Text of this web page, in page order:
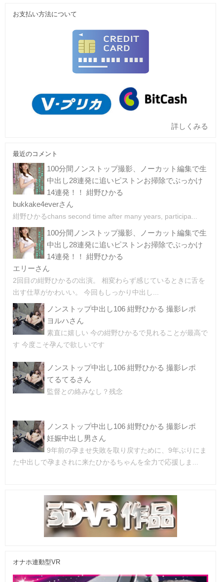
お支払い方法について
詳しくみる
最近のコメント
100分間ノンストップ撮影、ノーカット編集で生
中出し28連発に追いピストンお掃除でぶっかけ
14連発！！ 紺野ひかる
bukkake4everさん
紺野ひかるchans second time after many years, participa...
100分間ノンストップ撮影、ノーカット編集で生
中出し28連発に追いピストンお掃除でぶっかけ
14連発！！ 紺野ひかる
エリーさん
2回目の紺野ひかるの出演。 相変わらず感じているときに舌を
出す仕草がかわいい。 今回もしっかり中出し...
ノンストップ中出し106 紺野ひかる 撮影レポ
ヨルハさん
素直に嬉しい 今の紺野ひかるで見れることが最高で
す 今度こそ孕んで欲しいです
ノンストップ中出し106 紺野ひかる 撮影レポ
てるてるさん
監督との絡みなし？残念
ノンストップ中出し106 紺野ひかる 撮影レポ
妊娠中出し男さん
9年前の孕ませ失敗を取り戻すために、9年ぶりにま
た中出しで孕まされに来たひかるちゃんを全力で応援しま...
オナホ連動型VR